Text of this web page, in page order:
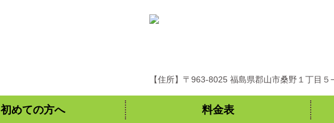
【住所】〒963-8025 福島県郡山市桑野１丁目
初めての方へ 料金表